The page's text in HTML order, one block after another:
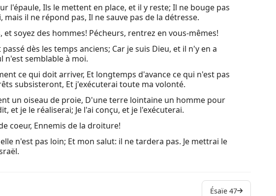
l'épaule, Ils le mettent en place, et il y reste; Il ne bouge pas
mais il ne répond pas, Il ne sauve pas de la détresse.
et soyez des hommes! Pécheurs, rentrez en vous-mêmes!
dès les temps anciens; Car je suis Dieu, et il n'y en a
n'est semblable à moi.
ce qui doit arriver, Et longtemps d'avance ce qui n'est pas
subsisteront, Et j'exécuterai toute ma volonté.
un oiseau de proie, D'une terre lointaine un homme pour
et je le réaliserai; Je l'ai conçu, et je l'exécuterai.
coeur, Ennemis de la droiture!
n'est pas loin; Et mon salut: il ne tardera pas. Je mettrai le
Ésaïe 47